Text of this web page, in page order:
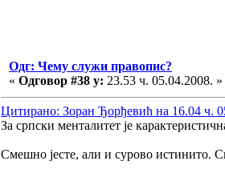
Одг: Чему служи правопис?
« Одговор #38 у: 23.53 ч. 05.04.2008. »
Цитирано: Зоран Ђорђевић на 16.04 ч.
За српски менталитет је
Смешно јесте, али и сурово истинито.